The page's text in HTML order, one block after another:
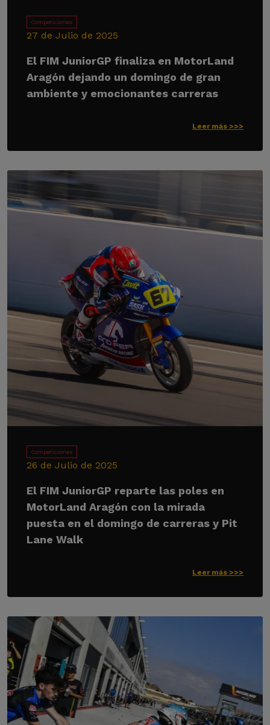
Competiciones
27 de Julio de 2025
El FIM JuniorGP finaliza en MotorLand
Aragón dejando un domingo de gran
ambiente y emocionantes carreras
Leer más >>>
Competiciones
26 de Julio de 2025
El FIM JuniorGP reparte las poles en
MotorLand Aragón con la mirada
puesta en el domingo de carreras y Pit
Lane Walk
Leer más >>>